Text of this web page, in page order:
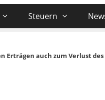
Steuern
Erträgen auch zum Verlust des